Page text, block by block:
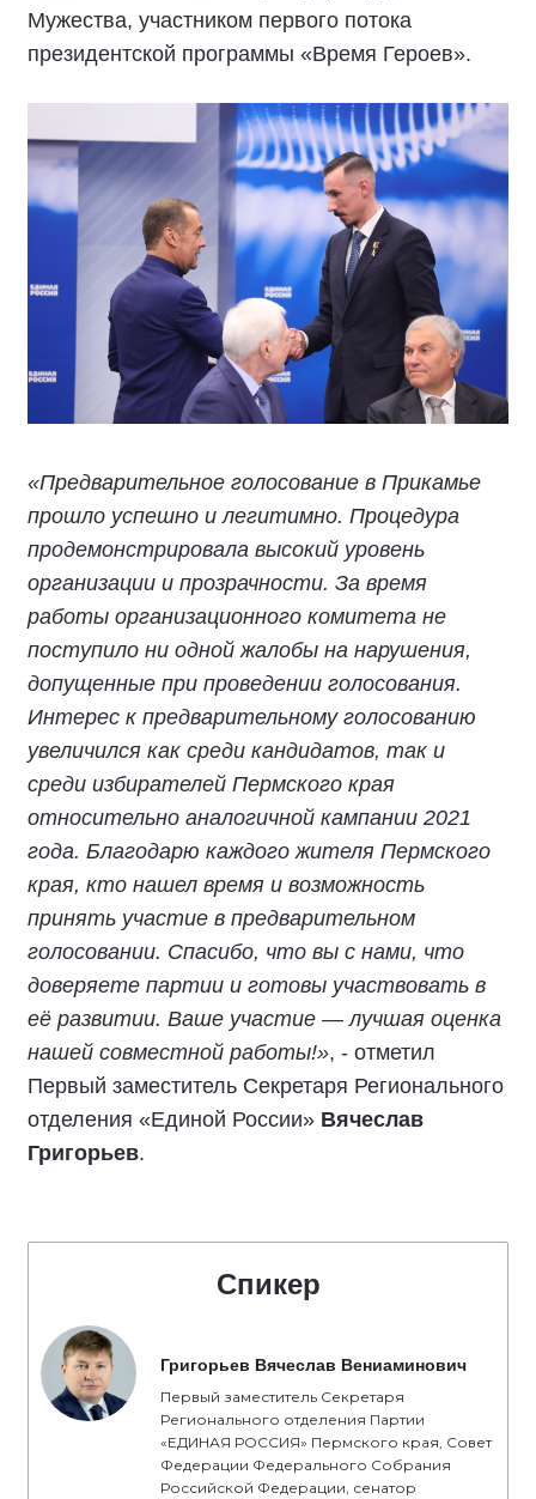
Мужества, участником первого потока
президентской программы «Время Героев».
«Предварительное голосование в Прикамье
прошло успешно и легитимно. Процедура
продемонстрировала высокий уровень
организации и прозрачности. За время
работы организационного комитета не
поступило ни одной жалобы на нарушения,
допущенные при проведении голосования.
Интерес к предварительному голосованию
увеличился как среди кандидатов, так и
среди избирателей Пермского края
относительно аналогичной кампании 2021
года. Благодарю каждого жителя Пермского
края, кто нашел время и возможность
принять участие в предварительном
голосовании. Спасибо, что вы с нами, что
доверяете партии и готовы участвовать в
её развитии. Ваше участие — лучшая оценка
нашей совместной работы!», - отметил
Первый заместитель Секретаря Регионального
отделения «Единой России» Вячеслав
Григорьев.
Спикер
Григорьев Вячеслав Вениаминович
Первый заместитель Секретаря
Регионального отделения Партии
«ЕДИНАЯ РОССИЯ» Пермского края, Совет
Федерации Федерального Собрания
Российской Федерации, сенатор